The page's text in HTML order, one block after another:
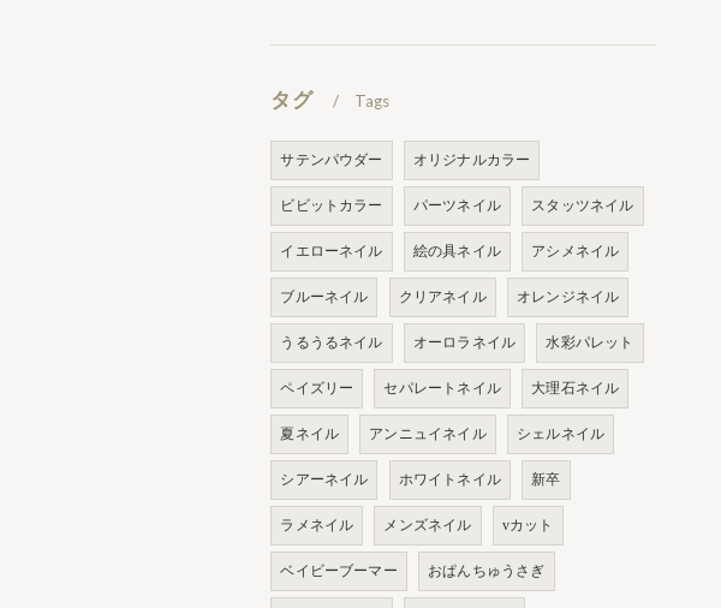
タグ Tags
サテンパウダー オリジナルカラー
ビビットカラー パーツネイル スタッツネイル
イエローネイル 絵の具ネイル アシメネイル
ブルーネイル クリアネイル オレンジネイル
うるうるネイル オーロラネイル 水彩パレット
ペイズリー セパレートネイル 大理石ネイル
夏ネイル アンニュイネイル シェルネイル
シアーネイル ホワイトネイル 新卒
ラメネイル メンズネイル vカット
ベイビーブーマー おぱんちゅうさぎ